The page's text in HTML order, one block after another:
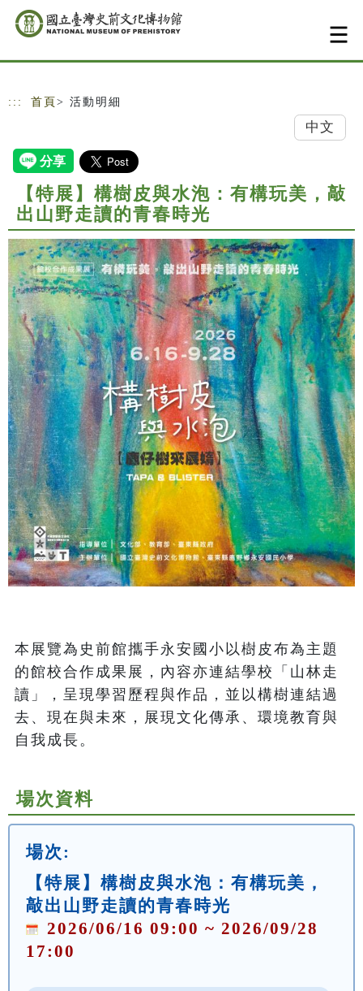
跳到主要內容
網站導覽
::: 首頁 > 活動明細
中文
【特展】構樹皮與水泡：有構玩美，敲
出山野走讀的青春時光
本展覽為史前館攜手永安國小以樹皮布為主題
的館校合作成果展，內容亦連結學校「山林走
讀」，呈現學習歷程與作品，並以構樹連結過
去、現在與未來，展現文化傳承、環境教育與
自我成長。
場次資料
場次:
【特展】構樹皮與水泡：有構玩美，
敲出山野走讀的青春時光
2026/06/16 09:00 ~ 2026/09/28
17:00